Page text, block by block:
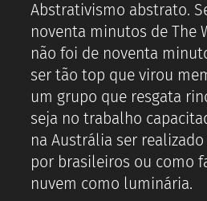
Abstrativismo abstrato.
noventa minutos de The
não foi de noventa
ser tão top que virou
um grupo que resgata
seja no trabalho
na Austrália ser
por brasileiros ou como
nuvem como luminária.